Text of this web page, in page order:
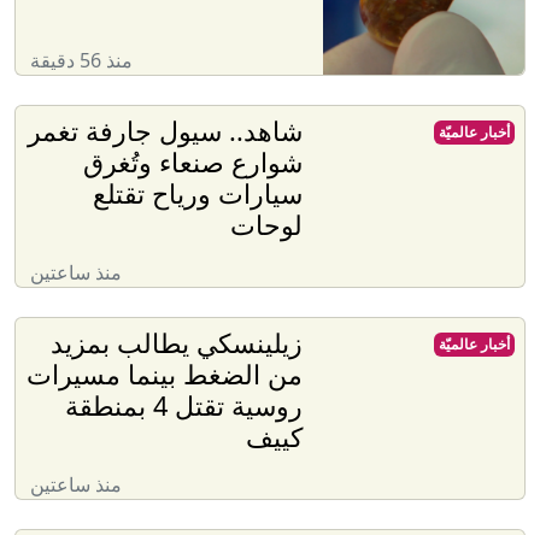
منذ 56 دقيقة
شاهد.. سيول جارفة تغمر
شوارع صنعاء وتُغرق
سيارات ورياح تقتلع
لوحات
منذ ساعتين
أخبار عالميّة
زيلينسكي يطالب بمزيد
من الضغط بينما مسيرات
روسية تقتل 4 بمنطقة
كييف
منذ ساعتين
أخبار عالميّة